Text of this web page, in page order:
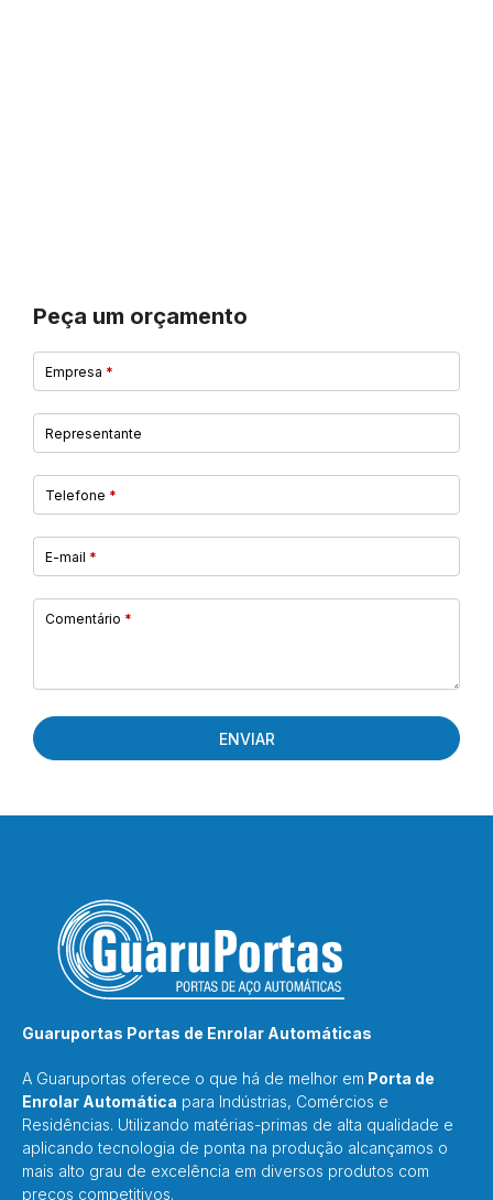
Peça um orçamento
Empresa *
Representante
Telefone *
E-mail *
Comentário *
ENVIAR
Guaruportas Portas de Enrolar Automáticas
A Guaruportas oferece o que há de melhor em Porta de
Enrolar Automática para Indústrias, Comércios e
Residências. Utilizando matérias-primas de alta qualidade e
aplicando tecnologia de ponta na produção alcançamos o
mais alto grau de excelência em diversos produtos com
preços competitivos.